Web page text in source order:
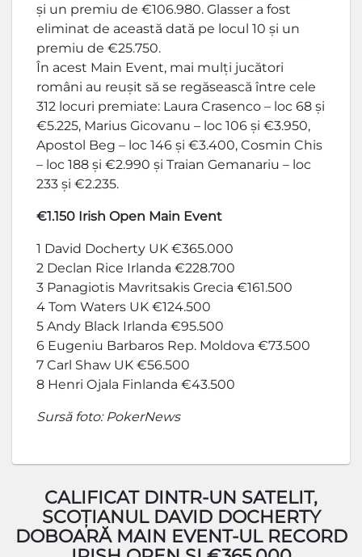
și un premiu de €106.980. Glasser a fost
eliminat de această dată pe locul 10 și un
premiu de €25.750.
În acest Main Event, mai mulți jucători
români au reușit să se regăsească între cele
312 locuri premiate: Laura Crasenco – loc 68 și
€5.225, Marius Gicovanu – loc 106 și €3.950,
Apostol Beg – loc 146 și €3.400, Cosmin Chis
– loc 188 și €2.990 și Traian Gemanariu – loc
233 și €2.235.
€1.150 Irish Open Main Event
1 David Docherty UK €365.000
2 Declan Rice Irlanda €228.700
3 Panagiotis Mavritsakis Grecia €161.500
4 Tom Waters UK €124.500
5 Andy Black Irlanda €95.500
6 Eugeniu Barbaros Rep. Moldova €73.500
7 Carl Shaw UK €56.500
8 Henri Ojala Finlanda €43.500
Sursă foto: PokerNews
CALIFICAT DINTR-UN SATELIT,
SCOȚIANUL DAVID DOCHERTY
DOBOARĂ MAIN EVENT-UL RECORD